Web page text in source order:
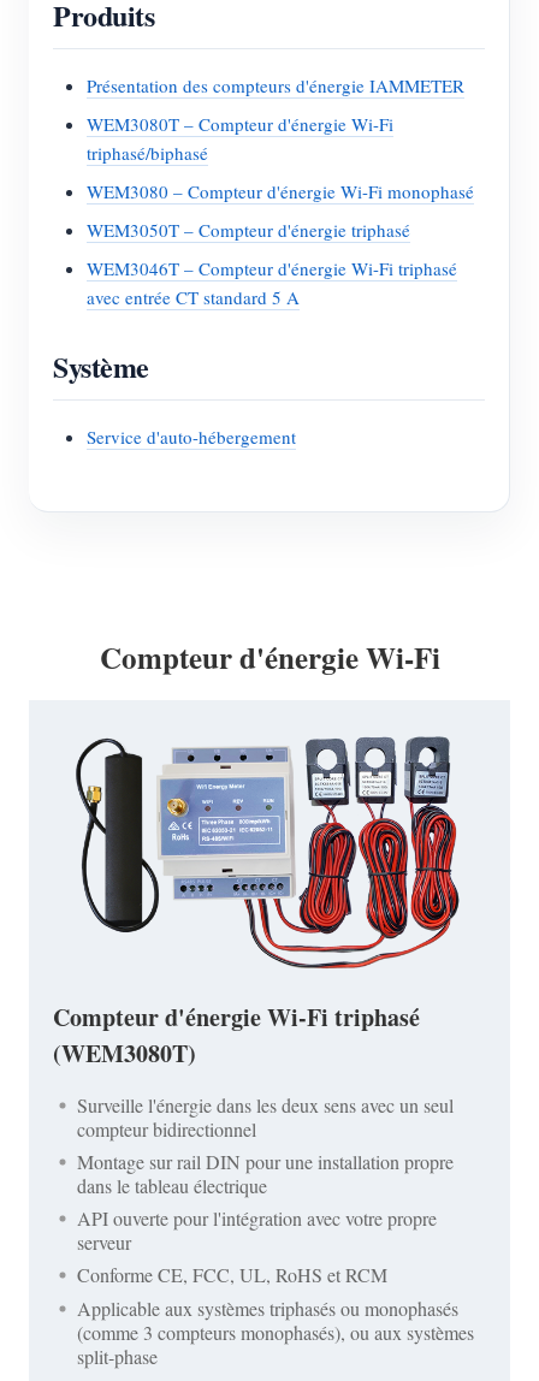
Produits
Présentation des compteurs d'énergie IAMMETER
WEM3080T – Compteur d'énergie Wi-Fi
triphasé/biphasé
WEM3080 – Compteur d'énergie Wi-Fi monophasé
WEM3050T – Compteur d'énergie triphasé
WEM3046T – Compteur d'énergie Wi-Fi triphasé
avec entrée CT standard 5 A
Système
Service d'auto-hébergement
Compteur d'énergie Wi-Fi
Compteur d'énergie Wi-Fi triphasé
(WEM3080T)
Surveille l'énergie dans les deux sens avec un seul
compteur bidirectionnel
Montage sur rail DIN pour une installation propre
dans le tableau électrique
API ouverte pour l'intégration avec votre propre
serveur
Conforme CE, FCC, UL, RoHS et RCM
Applicable aux systèmes triphasés ou monophasés
(comme 3 compteurs monophasés), ou aux systèmes
split-phase